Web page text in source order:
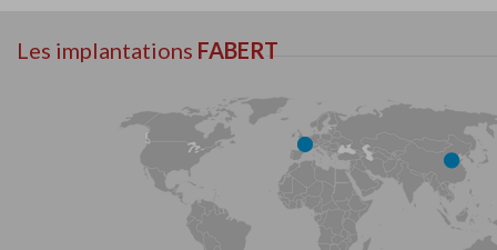
Les implantations FABERT